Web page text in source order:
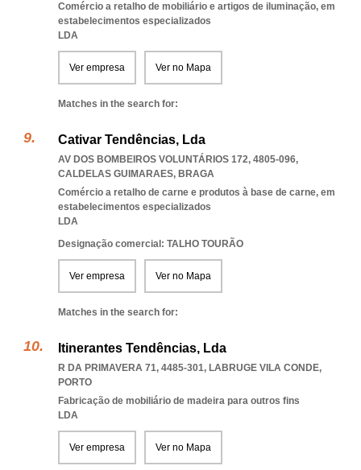
Comércio a retalho de mobiliário e artigos de iluminação, em
estabelecimentos especializados
LDA
Ver empresa Ver no Mapa
Matches in the search for:
Cativar Tendências, Lda
AV DOS BOMBEIROS VOLUNTÁRIOS 172, 4805-096,
CALDELAS GUIMARAES, BRAGA
Comércio a retalho de carne e produtos à base de carne, em
estabelecimentos especializados
LDA
Designação comercial: TALHO TOURÃO
Ver empresa Ver no Mapa
Matches in the search for:
Itinerantes Tendências, Lda
R DA PRIMAVERA 71, 4485-301, LABRUGE VILA CONDE,
PORTO
Fabricação de mobiliário de madeira para outros fins
LDA
Ver empresa Ver no Mapa